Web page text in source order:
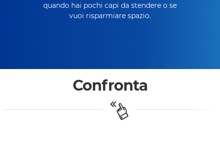
quando hai pochi capi da stendere o se
vuoi risparmiare spazio.
Confronta